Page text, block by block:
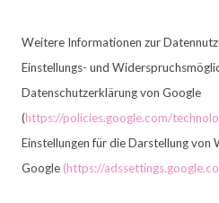
Weitere Informationen zur
Einstellungs- und
Datenschutzerklärung von Google
(https://policies.google.com/
Einstellungen für die Darstellung von
Google (https://